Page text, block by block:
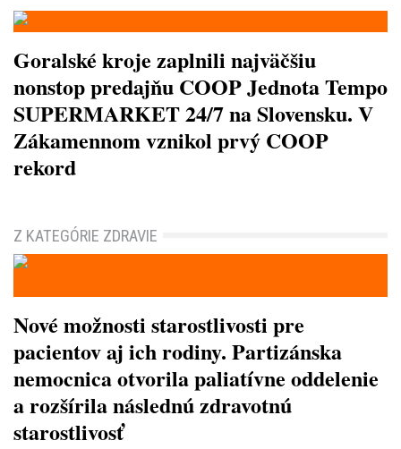
Goralské kroje zaplnili najväčšiu
nonstop predajňu COOP Jednota Tempo
SUPERMARKET 24/7 na Slovensku. V
Zákamennom vznikol prvý COOP
rekord
Z KATEGÓRIE ZDRAVIE
Nové možnosti starostlivosti pre
pacientov aj ich rodiny. Partizánska
nemocnica otvorila paliatívne oddelenie
a rozšírila následnú zdravotnú
starostlivosť